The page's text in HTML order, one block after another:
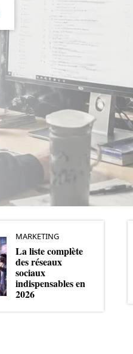
MARKETING
La liste complète
des réseaux
sociaux
indispensables en
2026